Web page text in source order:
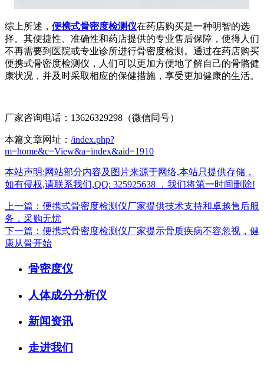
综上所述， 便携式骨密度检测仪在药店购买是一种明智的选
择。其便捷性、准确性和药店提供的专业售后保障，使得人们
不再需要到医院或专业诊所进行骨密度检测。通过在药店购买
便携式骨密度检测仪，人们可以更加方便地了解自己的骨骼健
康状况，并及时采取相应的保健措施，享受更加健康的生活。
厂家咨询电话：13626329298（微信同号）
本篇文章网址： /index.php?
m=home&c=View&a=index&aid=1910
本站声明:网站部分内容及图片来源于网络,本站只提供存储，
如有侵权,请联系我们,QQ: 325925638 ，我们将第一时间删除!
上一篇：便携式骨密度检测仪厂家提供技术支持和卓越售后服
务，采购无忧
下一篇：便携式骨密度检测仪厂家提示骨质疾病不容忽视，健
康从骨开始
骨密度仪
人体成分分析仪
新闻资讯
走进我们